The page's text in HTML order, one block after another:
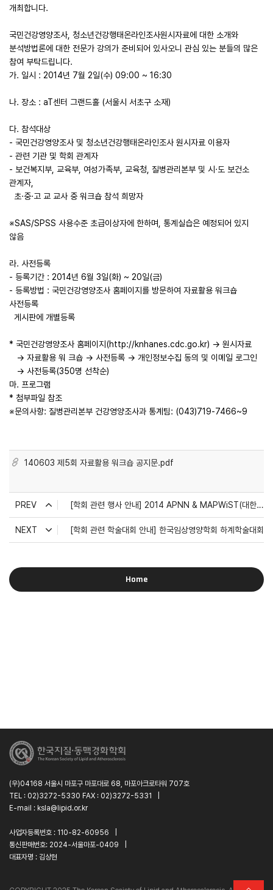
개최합니다.
국민건강영양조사 청소년건강행태온라인조사원시자료에 대한 소개와
분석방법론에 대한 전문가 강의가 준비되어 있사오니 관심 있는 분들의 많은
참여 부탁드립니다.
가. 일시 : 2014년 7월 2일(수) 09:00 ~ 16:30
나. 장소 : aT센터 그랜드홀 (서울시 서초구 소재)
다. 참석대상
- 국민건강영양조사 및 청소년건강행태온라인조사 원시자료 이용자
- 관련 기관 및 학회 관계자
- 보건복지부 교육부 여성가족부 교육청 질병관리본부 및 시 ·도 보건소
관계자
초·중·고 교 교사 중 워크숍 참석 희망자
※SAS/SPSS 사용수준 초급이상자에 한하며
통계실습은 예정되어 있지
않음
라. 사전등록
- 등록기간 : 2014년 6월 3일(화) ~ 20일(금)
- 등록방법 : 국민건강영양조사 홈페이지를 방문하여 자료활용 워크숍
사전등록
게시판에 개별등록
* 국민건강영양조사 홈페이지 (http://knhanes.cdc.go.kr) → 원시자료
→ 자료활용 워 크숍 → 사전등록 → 개인정보수집 동의 및 이메일 로그인
→ 사전등록(350명 선착순)
마. 프로그램
* 첨부파일 참조
※문의사항: 질병관리본부 건강영양조사과 통계팀: (043)719-7466~9
140603 제5회 자료활용 워크숍 공지문.pdf
PREV [학회 관련 행사 안내] 2014 APNN & MAPWiST(대한여성과학기술인회)
NEXT [학회 관련 학술대회 안내] 한국임상영양학회 하계학술대회
Home
(우)04168 서울시 마포구 마포대로 68, 마포아크로타워 707호
TEL : 02)3272-5330 FAX : 02)3272-5331
E-mail : ksla@lipid.or.kr
사업자등록번호 : 110-82-60956
통신판매번호: 2024-서울마포-0409
대표자명 : 김상현